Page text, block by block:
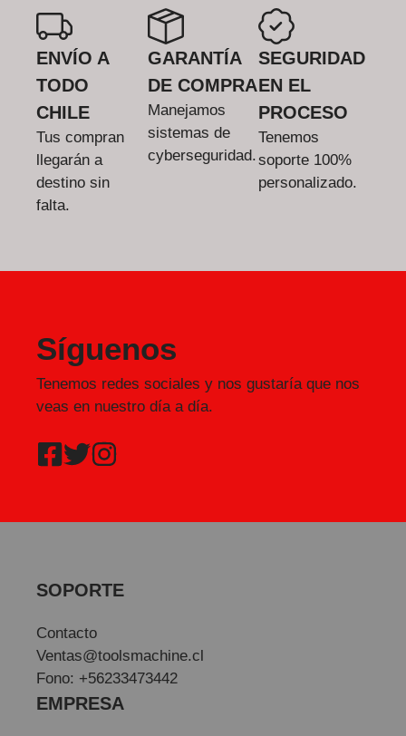
ENVÍO A
TODO
CHILE
Tus compran
llegarán a
destino sin
falta.
GARANTÍA
DE COMPRA
Manejamos
sistemas de
cyberseguridad.
SEGURIDAD
EN EL
PROCESO
Tenemos
soporte 100%
personalizado.
Síguenos
Tenemos redes sociales y nos gustaría que nos
veas en nuestro día a día.
SOPORTE
Contacto
Ventas@toolsmachine.cl
Fono: +56233473442
EMPRESA